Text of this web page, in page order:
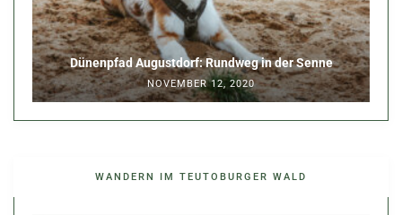
Dünenpfad Augustdorf: Rundweg in der Senne
NOVEMBER 12, 2020
WANDERN IM TEUTOBURGER WALD